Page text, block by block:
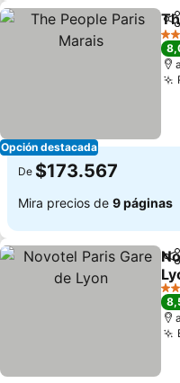
Opción destacada
5
De $173.567
Mira precios de 9 páginas
4